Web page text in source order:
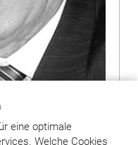
eine optimale
Welche Cookies